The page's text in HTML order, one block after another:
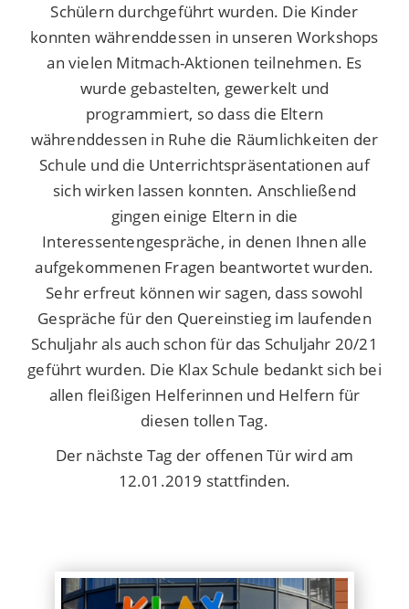
Schülern durchgeführt wurden. Die Kinder
konnten währenddessen in unseren Workshops
an vielen Mitmach-Aktionen teilnehmen. Es
wurde gebastelten, gewerkelt und
programmiert, so dass die Eltern
währenddessen in Ruhe die Räumlichkeiten der
Schule und die Unterrichtspräsentationen auf
sich wirken lassen konnten. Anschließend
gingen einige Eltern in die
Interessentengespräche, in denen Ihnen alle
aufgekommenen Fragen beantwortet wurden.
Sehr erfreut können wir sagen, dass sowohl
Gespräche für den Quereinstieg im laufenden
Schuljahr als auch schon für das Schuljahr 20/21
geführt wurden. Die Klax Schule bedankt sich bei
allen fleißigen Helferinnen und Helfern für
diesen tollen Tag.
Der nächste Tag der offenen Tür wird am
12.01.2019 stattfinden.